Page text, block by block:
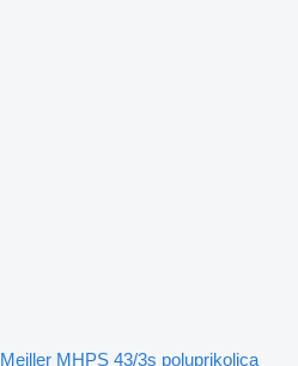
Meiller MHPS 43/3s poluprikolica